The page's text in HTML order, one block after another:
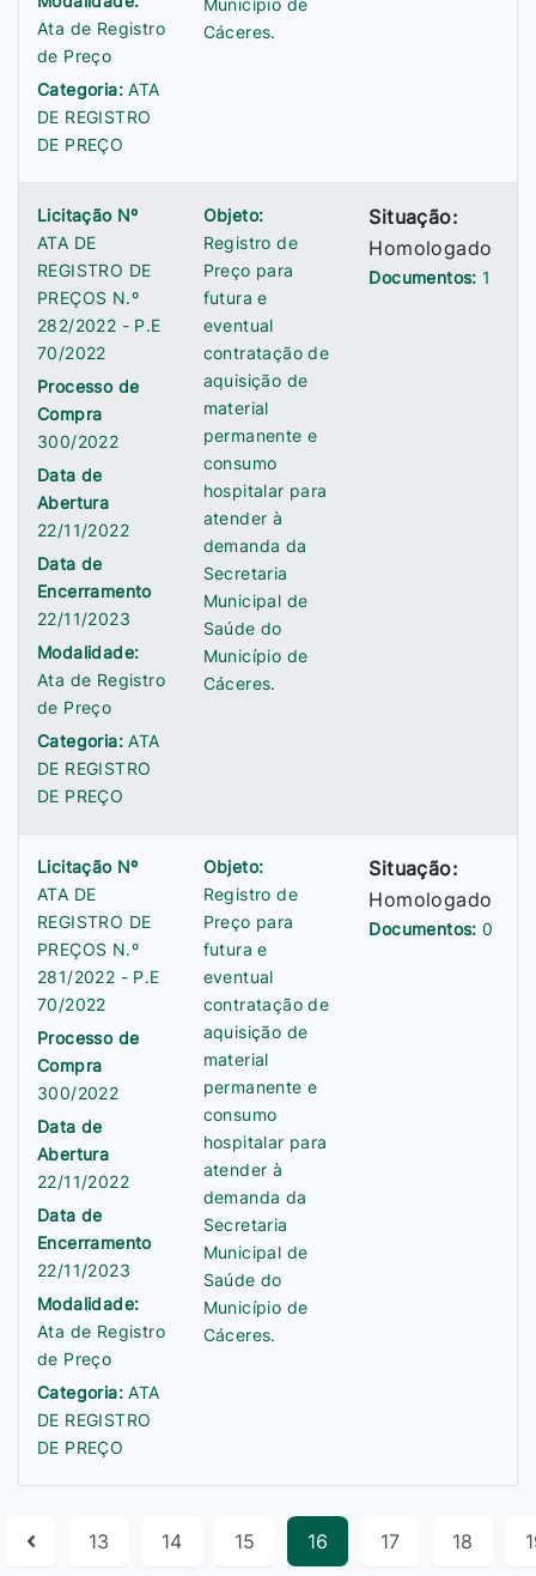
Ata de Registro
de Preço
Categoria:ATA
DE REGISTRO
DE PREÇO
Município de
Cáceres.
Licitação Nº
ATA DE
REGISTRO DE
PREÇOS N.º
282/2022 - P.E
70/2022
Processo de
Compra
300/2022
Data de
Abertura
22/11/2022
Data de
Encerramento
22/11/2023
Modalidade:
Ata de Registro
de Preço
Categoria:ATA
DE REGISTRO
DE PREÇO
Objeto:
Registro de
Preço para
futura e
eventual
contratação de
aquisição de
material
permanente e
consumo
hospitalar para
atender à
demanda da
Secretaria
Municipal de
Saúde do
Município de
Cáceres.
Situação:
Homologado
Documentos: 1
Licitação Nº
ATA DE
REGISTRO DE
PREÇOS N.º
281/2022 - P.E
70/2022
Processo de
Compra
300/2022
Data de
Abertura
22/11/2022
Data de
Encerramento
22/11/2023
Modalidade:
Ata de Registro
de Preço
Categoria:ATA
DE REGISTRO
DE PREÇO
Objeto:
Registro de
Preço para
futura e
eventual
contratação de
aquisição de
material
permanente e
consumo
hospitalar para
atender à
demanda da
Secretaria
Municipal de
Saúde do
Município de
Cáceres.
Situação:
Homologado
Documentos:0
13 14 15 16 17 18